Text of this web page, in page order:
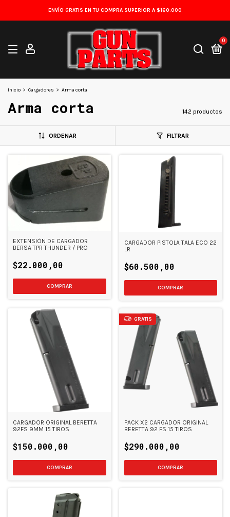
ENVÍO GRATIS EN TU COMPRA SUPERIOR A $160.000
0
Inicio > Cargadores > Arma corta
Arma corta 142 productos
ORDENAR FILTRAR
EXTENSIÓN DE CARGADOR
BERSA TPR THUNDER / PRO
$22.000,00
COMPRAR
CARGADOR PISTOLA TALA ECO 22
LR
$60.500,00
CARGADOR ORIGINAL BERETTA
92FS 9MM 15 TIROS
$150.000,00
GRATIS
PACK X2 CARGADOR ORIGINAL
BERETTA 92 FS 15 TIROS
$290.000,00